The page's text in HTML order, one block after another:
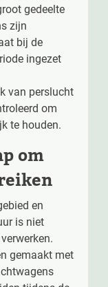
gedeelte
zijn
bij de
ingezet
van perslucht
om
te houden.
om
en
is niet
gemaakt met